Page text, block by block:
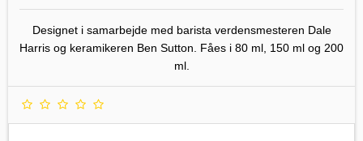
Designet i samarbejde med barista verdensmesteren Dale
Harris og keramikeren Ben Sutton. Fåes i 80 ml, 150 ml og 200
ml.